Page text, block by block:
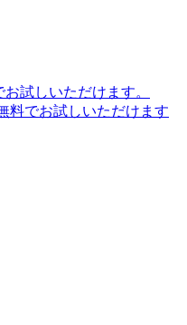
試しいただけます。
料でお試しいただけます